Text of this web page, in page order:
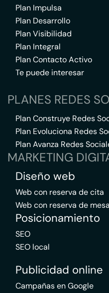
Plan Impulsa
Plan Desarrollo
Plan Visibilidad
Plan Integral
Plan Contacto Activo
Te puede interesar
PLANES REDES
Plan Construye Redes
Plan Evoluciona Redes
Plan Avanza Redes
MARKETING
Diseño web
Web con reserva de cita
Web con reserva de mesa
Posicionamiento
SEO
SEO local
Publicidad online
Campañas en Google